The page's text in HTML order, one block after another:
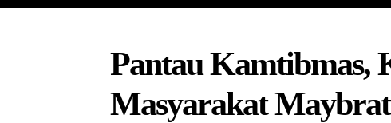
Pantau Kamtibmas,
Masyarakat Maybrat